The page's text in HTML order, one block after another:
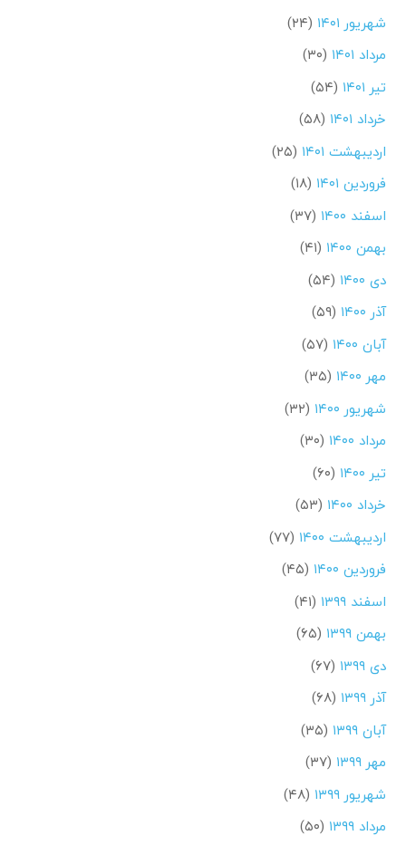
شهریور ۱۴۰۱
(۲۴)
مرداد ۱۴۰۱
(۳۰)
تیر ۱۴۰۱
(۵۴)
خرداد ۱۴۰۱
(۵۸)
اردیبهشت ۱۴۰۱
(۲۵)
فروردین ۱۴۰۱
(۱۸)
اسفند ۱۴۰۰
(۳۷)
بهمن ۱۴۰۰
(۴۱)
دی ۱۴۰۰
(۵۴)
آذر ۱۴۰۰
(۵۹)
آبان ۱۴۰۰
(۵۷)
مهر ۱۴۰۰
(۳۵)
شهریور ۱۴۰۰
(۳۲)
مرداد ۱۴۰۰
(۳۰)
تیر ۱۴۰۰
(۶۰)
خرداد ۱۴۰۰
(۵۳)
اردیبهشت ۱۴۰۰
(۷۷)
فروردین ۱۴۰۰
(۴۵)
اسفند ۱۳۹۹
(۴۱)
بهمن ۱۳۹۹
(۶۵)
دی ۱۳۹۹
(۶۷)
آذر ۱۳۹۹
(۶۸)
آبان ۱۳۹۹
(۳۵)
مهر ۱۳۹۹
(۳۷)
شهریور ۱۳۹۹
(۴۸)
مرداد ۱۳۹۹
(۵۰)